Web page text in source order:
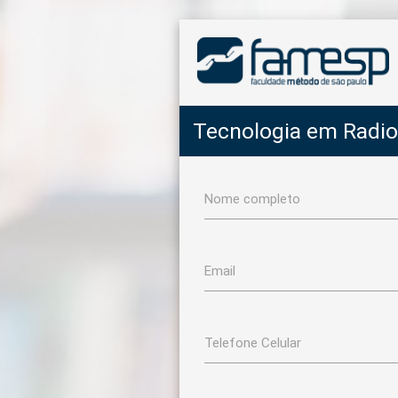
Tecnologia em
Nome completo
Email
Telefone Celular